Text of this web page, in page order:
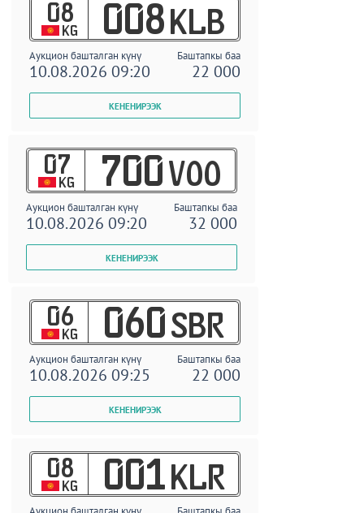
08
KG 008 KLB
Аукцион башталган күнү Баштапкы баа
10.08.2026 09:20 22 000
07
KG 700 VOO
Аукцион башталган күнү Баштапкы баа
10.08.2026 09:20 32 000
06
KG 060 SBR
Аукцион башталган күнү Баштапкы баа
10.08.2026 09:25 22 000
08
KG 001 KLR